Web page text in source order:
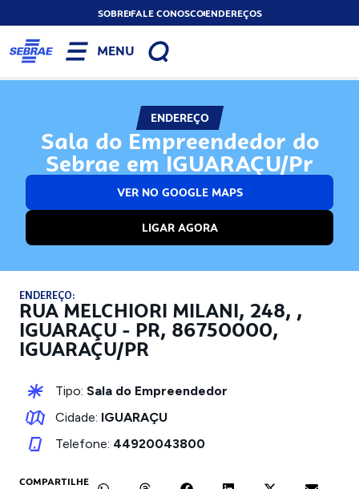
SOBREFALE CONOSCOENDEREÇOS
MENU
ENDEREÇO
Sala do Empreendedor do
Sebrae em IGUARAÇU/Pr
VER NO GOOGLE MAPS
LIGAR AGORA
ENDEREÇO:
RUA MELCHIORI MILANI, 248, ,
IGUARAÇU - PR, 86750000,
IGUARAÇU/PR
Tipo: Sala do Empreendedor
Cidade: IGUARAÇU
Telefone: 44920043800
COMPARTILHE